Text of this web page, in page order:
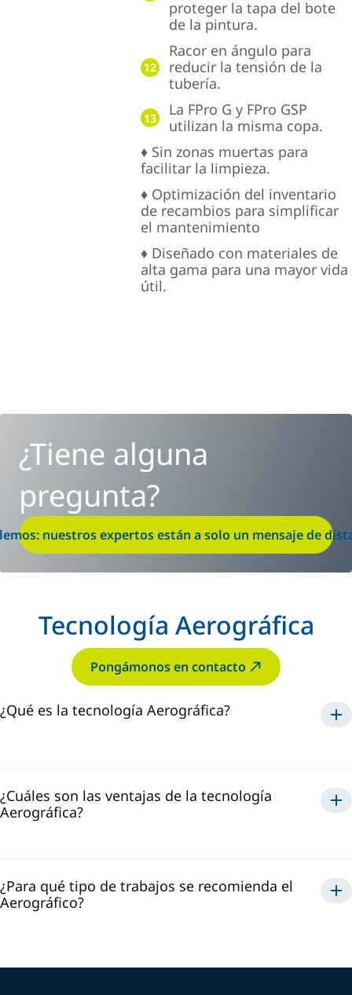
proteger la tapa del bote
de la pintura.
12
Racor en ángulo para
reducir la tensión de la
tubería.
13
La FPro G y FPro GSP
utilizan la misma copa.
♦ Sin zonas muertas para
facilitar la limpieza.
♦ Optimización del inventario
de recambios para simplificar
el mantenimiento
♦ Diseñado con materiales de
alta gama para una mayor vida
útil.
¿Tiene alguna
pregunta?
nuestros expertos están a solo un mensaje de
Tecnología Aerográfica
Pongámonos en contacto
¿Qué es la tecnología Aerográfica?
¿Cuáles son las ventajas de la tecnología
Aerográfica?
¿Para qué tipo de trabajos se recomienda el
Aerográfico?